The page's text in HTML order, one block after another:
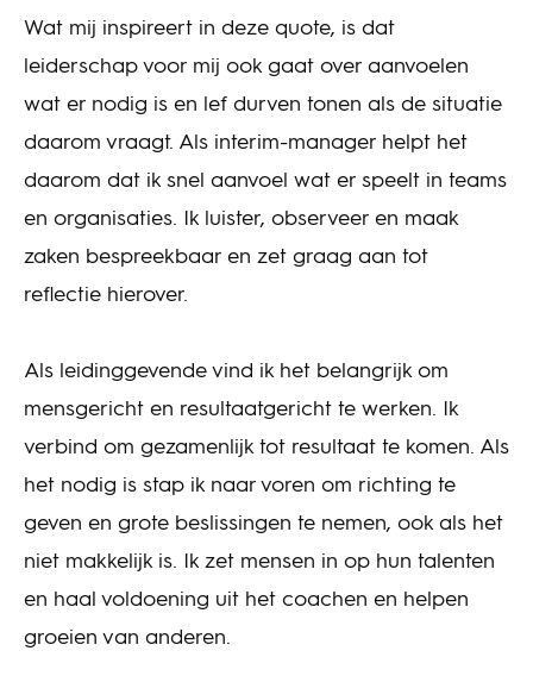
Wat mij inspireert in deze quote, is dat
leiderschap voor mij ook gaat over aanvoelen
wat er nodig is en lef durven tonen als de situatie
daarom vraagt. Als interim-manager helpt het
daarom dat ik snel aanvoel wat er speelt in teams
en organisaties. Ik luister, observeer en maak
zaken bespreekbaar en zet graag aan tot
reflectie hierover.
Als leidinggevende vind ik het belangrijk om
mensgericht en resultaatgericht te werken. Ik
verbind om gezamenlijk tot resultaat te komen. Als
het nodig is stap ik naar voren om richting te
geven en grote beslissingen te nemen, ook als het
niet makkelijk is. Ik zet mensen in op hun talenten
en haal voldoening uit het coachen en helpen
groeien van anderen.